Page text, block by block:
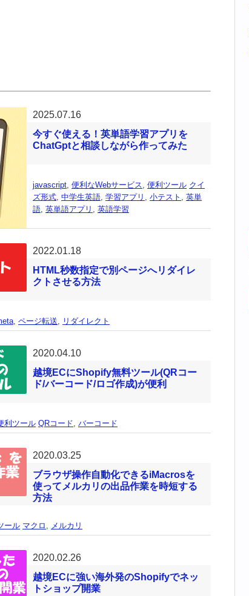
2025.07.16
今すぐ使える！英単語学習アプリを
ChatGptと相談しながら作ってみた
javascript, 便利なWebサービス, 便利ツール クイ
ズ形式, 中学生英語, 学習アプリ , 小テスト , 英単
語, 英単語アプリ , 英語学習
2022.01.18
HTML秒数指定で別ページへリダイレ
クトさせる方法
, ページ転送, リダイレクト
2020.04.10
越境ECにShopify無料ツール(QRコー
ド/バーコード/ロゴ作成)が便利
利ツール QRコード, バーコード
2020.03.25
ブラウザ操作自動化できるiMacrosを
使ってメルカリの出品作業を時短する
方法
ール マクロ , メルカリ
2020.02.26
越境ECに強い海外発のShopifyでネッ
トショップ開業